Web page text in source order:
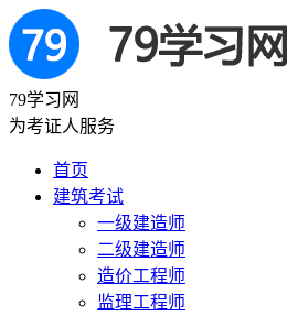
79学习网
为考证人服务
首页
建筑考试
一级建造师
二级建造师
造价工程师
监理工程师